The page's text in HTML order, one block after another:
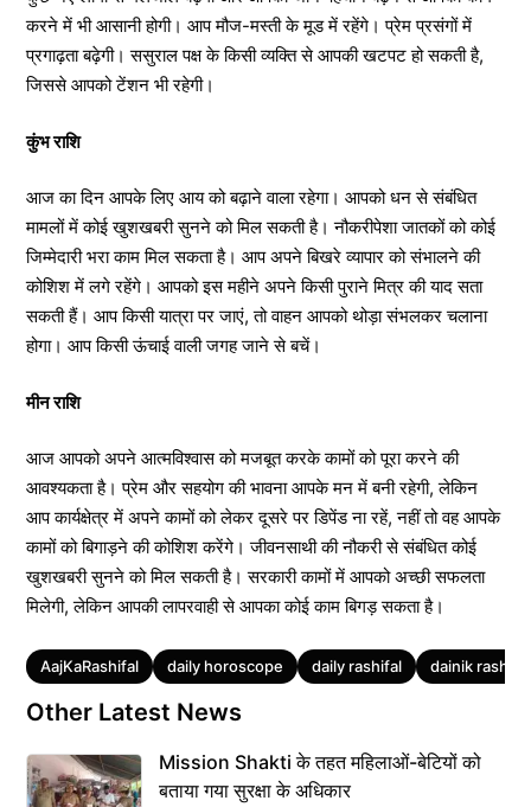
करने में भी आसानी होगी। आप मौज-मस्ती के मूड में रहेंगे। प्रेम प्रसंगों में
प्रगाढ़ता बढ़ेगी। ससुराल पक्ष के किसी व्यक्ति से आपकी खटपट हो सकती है,
जिससे आपको टेंशन भी रहेगी।
कुंभ राशि
आज का दिन आपके लिए आय को बढ़ाने वाला रहेगा। आपको धन से संबंधित
मामलों में कोई खुशखबरी सुनने को मिल सकती है। नौकरीपेशा जातकों को कोई
जिम्मेदारी भरा काम मिल सकता है। आप अपने बिखरे व्यापार को संभालने की
कोशिश में लगे रहेंगे। आपको इस महीने अपने किसी पुराने मित्र की याद सता
सकती हैं। आप किसी यात्रा पर जाएं, तो वाहन आपको थोड़ा संभलकर चलाना
होगा। आप किसी ऊंचाई वाली जगह जाने से बचें।
मीन राशि
आज आपको अपने आत्मविश्वास को मजबूत करके कामों को पूरा करने की
आवश्यकता है। प्रेम और सहयोग की भावना आपके मन में बनी रहेगी, लेकिन
आप कार्यक्षेत्र में अपने कामों को लेकर दूसरे पर डिपेंड ना रहें, नहीं तो वह आपके
कामों को बिगाड़ने की कोशिश करेंगे। जीवनसाथी की नौकरी से संबंधित कोई
खुशखबरी सुनने को मिल सकती है। सरकारी कामों में आपको अच्छी सफलता
मिलेगी, लेकिन आपकी लापरवाही से आपका कोई काम बिगड़ सकता है।
Tags
AajKaRashifal daily horoscope daily rashifal dainik rashifal
Other Latest News
Mission Shakti के तहत महिलाओं-बेटियों को
बताया गया सुरक्षा के अधिकार